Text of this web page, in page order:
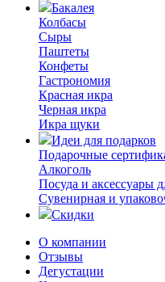
Бакалея
Колбасы
Сыры
Паштеты
Конфеты
Гастрономия
Красная икра
Черная икра
Икра щуки
Идеи для подарков
Подарочные
Алкоголь
Посуда и аксессуары
Сувенирная и
Скидки
О компании
Отзывы
Дегустации